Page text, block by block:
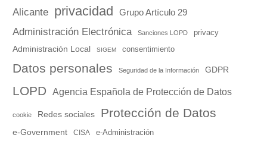
Alicante privacidad Grupo Artículo 29
Administración Electrónica Sanciones LOPD privacy
Administración Local SIGEM consentimiento
Datos personales Seguridad de la Información GDPR
LOPD Agencia Española de Protección de Datos
cookie Redes sociales Protección de Datos
e-Government CISA e-Administración